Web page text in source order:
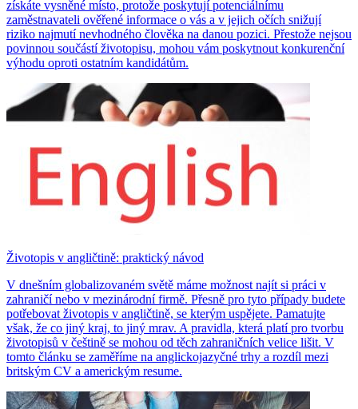
získáte vysněné místo, protože poskytují potenciálnímu
zaměstnavateli ověřené informace o vás a v jejich očích snižují
riziko najmutí nevhodného člověka na danou pozici. Přestože nejsou
povinnou součástí životopisu, mohou vám poskytnout konkurenční
výhodu oproti ostatním kandidátům.
Životopis v angličtině: praktický návod
V dnešním globalizovaném světě máme možnost najít si práci v
zahraničí nebo v mezinárodní firmě. Přesně pro tyto případy budete
potřebovat životopis v angličtině, se kterým uspějete. Pamatujte
však, že co jiný kraj, to jiný mrav. A pravidla, která platí pro tvorbu
životopisů v češtině se mohou od těch zahraničních velice lišit. V
tomto článku se zaměříme na anglickojazyčné trhy a rozdíl mezi
britským CV a americkým resume.